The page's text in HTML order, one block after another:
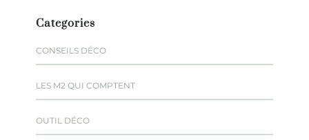
Categories
CONSEILS DÉCO
LES M2 QUI COMPTENT
OUTIL DÉCO